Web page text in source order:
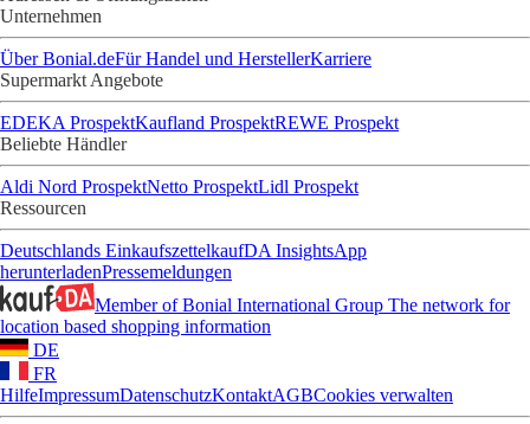
Unternehmen
Über Bonial.deFür Handel und HerstellerKarriere
Supermarkt Angebote
EDEKA ProspektKaufland ProspektREWE Prospekt
Beliebte Händler
Aldi Nord ProspektNetto ProspektLidl Prospekt
Ressourcen
Deutschlands EinkaufszettelkaufDA InsightsApp
herunterladenPressemeldungen
Member of Bonial International Group The network for
location based shopping information
DE
FR
HilfeImpressumDatenschutzKontaktAGBCookies verwalten